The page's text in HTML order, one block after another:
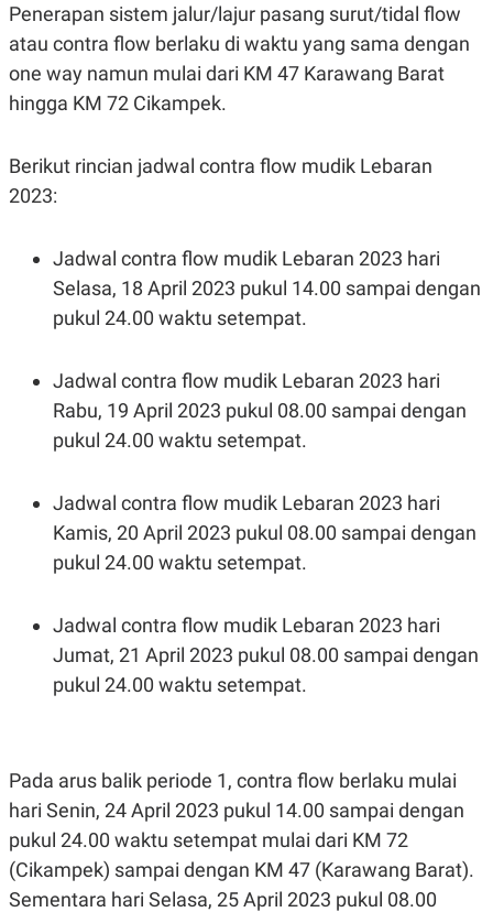
I
A
I
D
SITEMAP PROFILETERM
PEMBERITAAN
PRIVACY
POLICY
Penerapan sistem jalur/lajur pasang surut/tidal flow
atau contra flow berlaku di waktu yang sama dengan
one way namun mulai dari KM 47 Karawang Barat
hingga KM 72 Cikampek.
Berikut rincian jadwal contra flow mudik Lebaran
2023:
Jadwal contra flow mudik Lebaran 2023 hari
Selasa, 18 April 2023 pukul 14.00 sampai dengan
pukul 24.00 waktu setempat.
Jadwal contra flow mudik Lebaran 2023 hari
Rabu, 19 April 2023 pukul 08.00 sampai dengan
pukul 24.00 waktu setempat.
Jadwal contra flow mudik Lebaran 2023 hari
Kamis, 20 April 2023 pukul 08.00 sampai dengan
pukul 24.00 waktu setempat.
Jadwal contra flow mudik Lebaran 2023 hari
Jumat, 21 April 2023 pukul 08.00 sampai dengan
pukul 24.00 waktu setempat.
Pada arus balik periode 1, contra flow berlaku mulai
hari Senin, 24 April 2023 pukul 14.00 sampai dengan
pukul 24.00 waktu setempat mulai dari KM 72
(Cikampek) sampai dengan KM 47 (Karawang Barat).
Sementara hari Selasa, 25 April 2023 pukul 08.00